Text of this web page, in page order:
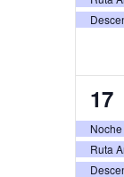
e
b
ú
B
s
c
i
o
d
s
v
n
t
o
s
3
e
v
17
Ruta